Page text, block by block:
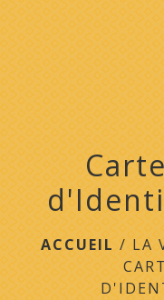
ACCUEIL/LA